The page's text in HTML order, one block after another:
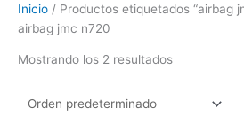
Inicio / Productos etiquetados “airbag
airbag jmc n720
Mostrando los 2 resultados